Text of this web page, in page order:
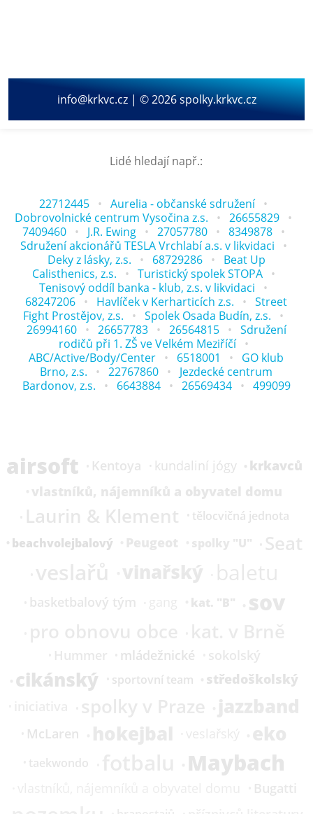
info@krkvc.cz | © 2026 spolky.krkvc.cz
Lidé hledají např.:
22712445
Aurelia - občanské sdružení
Dobrovolnické centrum Vysočina z.s.
26655829
7409460
J.R. Ewing 27057780
8349878
Sdružení akcionářů TESLA Vrchlabí a.s. v likvidaci
Deky z lásky, z.s.
68729286
Beat Up
Calisthenics, z.s.
Turistický spolek STOPA
Tenisový oddíl banka - klub, z.s. v likvidaci
68247206
Havlíček v Kerharticích z.s.
Street
Fight Prostějov, z.s.
Spolek Osada Budín, z.s.
26994160
26657783 26564815
Sdružení
rodičů při 1. ZŠ ve Velkém Meziříčí
ABC/Active/Body/Center
6518001
GO klub
Brno, z.s.
22767860
Jezdecké centrum
Bardonov, z.s.
6643884 26569434 499099
airsoft Kentoya kundaliní jógy
krkavců
vlastníků, nájemníků a obyvatel domu
Laurin & Klement
tělocvičná jednota
beachvolejbalový
Seat
basketbalový tým kat. "B" sov
Hummer mládežnické sokolský
cikánský sportovní team
středoškolský
McLaren
taekwondo Maybach
Bugatti